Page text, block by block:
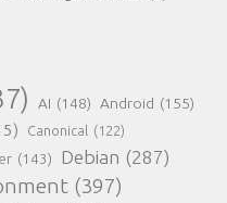
AI (148) Android (155)
Canonical (122)
(143) Debian (287)
(397)